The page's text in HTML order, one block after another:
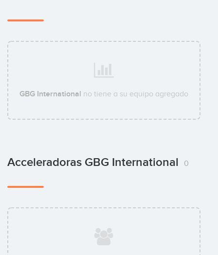
GBG International no tiene a su equipo agregado
Acceleradoras GBG International 0